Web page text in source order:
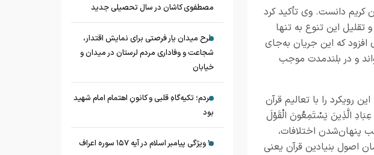
کریم دانست. وی تأکید کرد
این تنوع به تنها
که این جریان به‌جای
و در بلندمدت موجب
رویکرد را با تعالیم قرآن
عِبَادِ الَّذِینَ یَسْتَمِعُونَ الْقَوْلَ
پنهان‌شدن اختلافات،
بنیادین قرآن یعنی
مصطفوی کاشان در سال تحصیلی جدید
طرح میدان یار فرصتی برای نمایش اقتدار،
شجاعت و وفاداری مردم لرستان در میدان و
خیابان
مردم؛ تکیه‌گاهِ قلبی و کانونِ اهتمام امام شهید
بود
۱۰ ویژگی پیامبر اسلام در آیه ۱۵۷ سوره اعراف